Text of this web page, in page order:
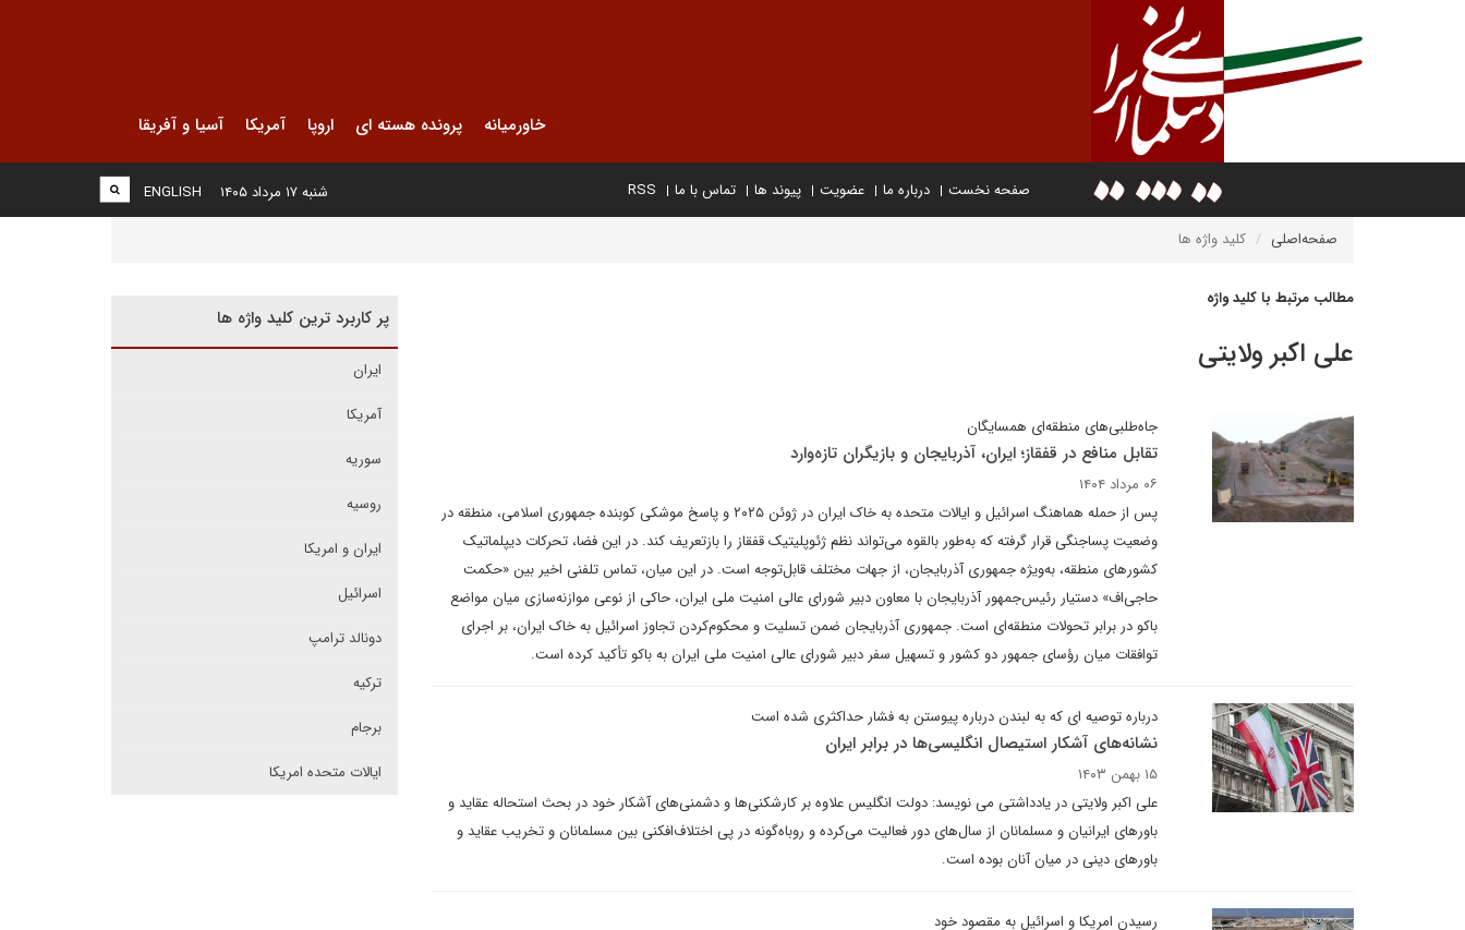
خاورمیانه پرونده هسته ای اروپا آمریکا آسیا و آفریقا
صفحه نخست درباره ما عضویت پیوند ها تماس با ما RSS
ENGLISH شنبه ۱۷ مرداد ۱۴۰۵
صفحه‌اصلی کلید واژه ها
مطالب مرتبط با کلید واژه
علی اکبر ولایتی
جاه‌طلبی‌های منطقه‌ای همسایگان
تقابل منافع در قفقاز؛ ایران، آذربایجان و بازیگران تازه‌وارد
۰۶ مرداد ۱۴۰۴
پس از حمله هماهنگ اسرائیل و ایالات متحده به خاک ایران در ژوئن ۲۰۲۵ و پاسخ موشکی کوبنده جمهوری اسلامی، منطقه در
وضعیت پساجنگی قرار گرفته که به‌طور بالقوه می‌تواند نظم ژئوپلیتیک قفقاز را بازتعریف کند. در این فضا، تحرکات دیپلماتیک
کشورهای منطقه، به‌ویژه جمهوری آذربایجان، از جهات مختلف قابل‌توجه است. در این میان، تماس تلفنی اخیر بین «حکمت
حاجی‌اف» دستیار رئیس‌جمهور آذربایجان با معاون دبیر شورای عالی امنیت ملی ایران، حاکی از نوعی موازنه‌سازی میان مواضع
باکو در برابر تحولات منطقه‌ای است. جمهوری آذربایجان ضمن تسلیت و محکوم‌کردن تجاوز اسرائیل به خاک ایران، بر اجرای
توافقات میان رؤسای جمهور دو کشور و تسهیل سفر دبیر شورای عالی امنیت ملی ایران به باکو تأکید کرده است.
درباره توصیه ای که به لبندن درباره پیوستن به فشار حداکثری شده است
نشانه‌های آشکار استیصال انگلیسی‌ها در برابر ایران
۱۵ بهمن ۱۴۰۳
علی اکبر ولایتی در یادداشتی می نویسد: دولت انگلیس علاوه بر کارشکنی‌ها و دشمنی‌های آشکار خود در بحث استحاله عقاید و
باورهای ایرانیان و مسلمانان از سال‌های دور فعالیت می‌کرده و روباه‌گونه در پی اختلاف‌افکنی بین مسلمانان و تخریب عقاید و
باورهای دینی در میان آنان بوده است.
رسیدن امریکا و اسرائیل به مقصود خود
پر کاربرد ترین کلید واژه ها
ایران
آمریکا
سوریه
روسیه
ایران و امریکا
اسرائیل
دونالد ترامپ
ترکیه
برجام
ایالات متحده امریکا